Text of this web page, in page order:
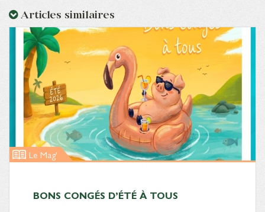
Articles similaires
Le Mag'
BONS CONGÉS D’ÉTÉ À TOUS